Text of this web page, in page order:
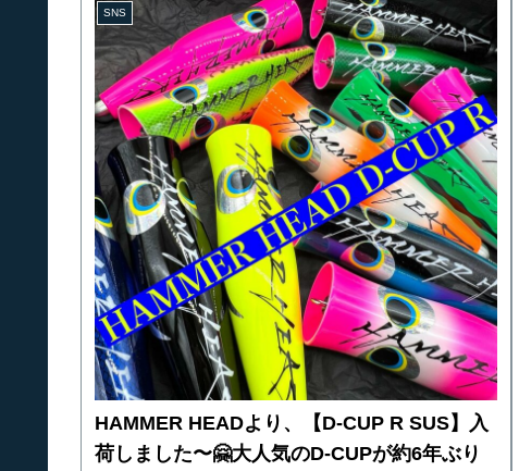
SNS
HAMMER HEADより、【D-CUP R SUS】入
荷しました〜🤗大人気のD-CUPが約6年ぶり